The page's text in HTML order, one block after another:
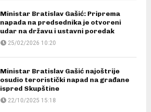
Ministar Bratislav Gašić: Priprema
napada na predsednika je otvoreni
udar na državu i ustavni poredak
25/02/2026 10:20
Ministar Bratislav Gašić najoštrije
osudio teroristički napad na građane
ispred Skupštine
22/10/2025 15:18